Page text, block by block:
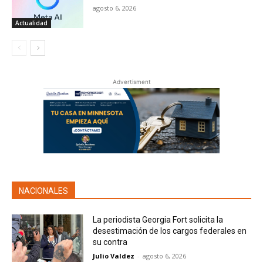
Actualidad
agosto 6, 2026
Advertisment
NACIONALES
La periodista Georgia Fort solicita la
desestimación de los cargos federales en
su contra
Julio Valdez - agosto 6, 2026